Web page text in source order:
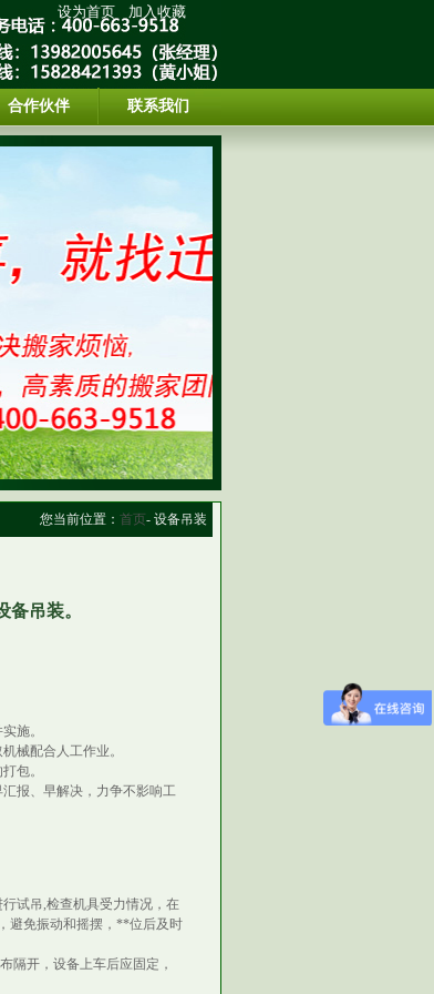
设为首页 加入收藏
合作伙伴 联系我们
您当前位置： 首页- 设备吊装
吊装。
施。
械配合人工作业。
包。
报、早解决，力争不影响工
试吊,检查机具受力情况，在
避免振动和摇摆，**位后及时
开，设备上车后应固定，